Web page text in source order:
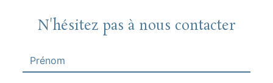
N'hésitez pas à nous contacter